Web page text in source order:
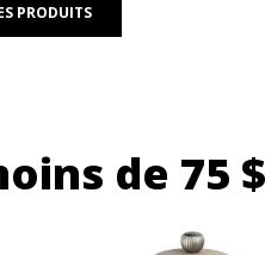
PRODUITS
de 75 $